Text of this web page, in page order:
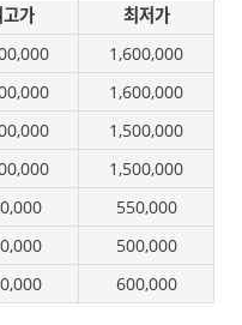
가
최저가
1,600,000
1,600,000
1,500,000
1,500,000
550,000
500,000
600,000